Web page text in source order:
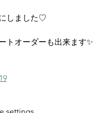
しました♡
トオーダーも出来ます✨